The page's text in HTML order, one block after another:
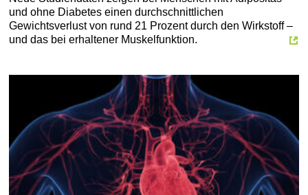
und ohne Diabetes einen durchschnittlichen
Gewichtsverlust von rund 21 Prozent durch den Wirkstoff –
und das bei erhaltener Muskelfunktion.